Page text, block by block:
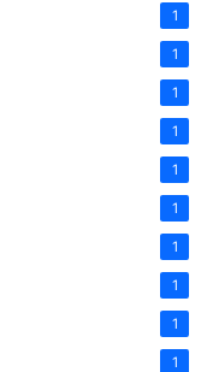
1
1
1
1
1
1
1
1
1
1